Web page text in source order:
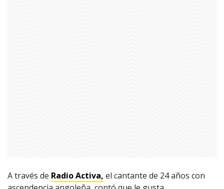
A través de Radio Activa, el cantante de 24 años con